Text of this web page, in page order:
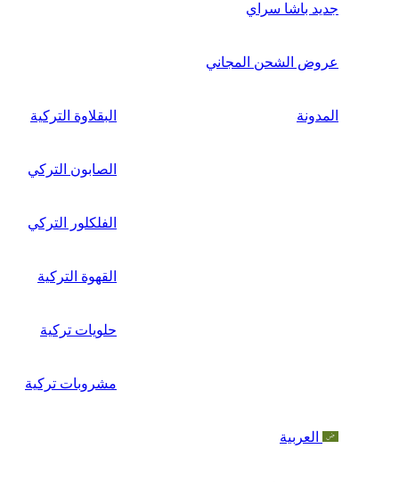
جديد باشا سراي
عروض الشحن المجاني
المدونة البقلاوة التركية
الصابون التركي
الفلكلور التركي
القهوة التركية
حلويات تركية
مشروبات تركية
العربية